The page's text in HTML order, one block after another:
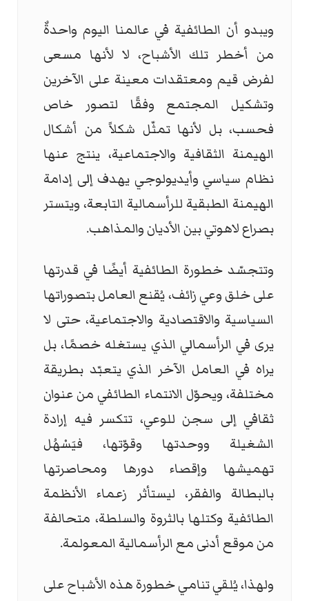
ويبدو أن الطائفية في عالمنا اليوم واحدةٌ
من أخطر تلك الأشباح، لا لأنها مسعى
لفرض قيم ومعتقدات معينة على الآخرين
وتشكيل المجتمع وفقًا لتصور خاص
فحسب، بل لأنها تمثّل شكلاً من أشكال
الهيمنة الثقافية والاجتماعية، ينتج عنها
نظام سياسي وأيديولوجي يهدف إلى إدامة
الهيمنة الطبقية للرأسمالية التابعة، ويتستر
بصراع لاهوتي بين الأديان والمذاهب.
وتتجسّد خطورة الطائفية أيضًا في قدرتها
على خلق وعي زائف، يُقنع العامل بتصوراتها
السياسية والاقتصادية والاجتماعية، حتى لا
يرى في الرأسمالي الذي يستغله خصمًا، بل
يراه في العامل الآخر الذي يتعبّد بطريقة
مختلفة، ويحوّل الانتماء الطائفي من عنوان
ثقافي إلى سجن للوعي، تتكسر فيه إرادة
الشغيلة ووحدتها وقوّتها، فيَسْهُل
تهميشها وإقصاء دورها ومحاصرتها
بالبطالة والفقر، ليستأثر زعماء الأنظمة
الطائفية وكتلها بالثروة والسلطة، متحالفة
من موقع أدنى مع الرأسمالية المعولمة.
ولهذا، يُلقي تنامي خطورة هذه الأشباح على